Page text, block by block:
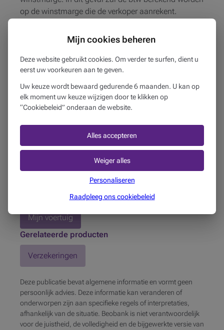
op de winstmarge die de verkoper aanrekent.
(!) Betaal het voertuig niet contant, maar zorg ervoor
dat je via bankoverschrijving een mededeling van
aankoop vermeldt. Zo heb je altijd een bewijs van de
aanschaf van je wagen.
Delen op
Leestijd
Publicatie datum
Gepubliceerd in
Mijn voertuig
Gerelateerde producten
Verzekeringen
Deze publicatie bevat algemene informatie en vormt geen
persoonlijk advies. Deze informatie kan veranderen of
onderworpen zijn aan specifieke regels of interpretaties,
afhankelijk van de situatie. Beobank is niet verantwoordelijk
voor de juistheid, de volledigheid en de bijgewerkte versie van
Mijn cookies beheren
Deze website gebruikt cookies. Om verder te surfen, dient u
eerst uw voorkeuren aan te geven.
Uw keuze wordt bewaard gedurende 6 maanden. U kan op
elk moment uw keuze wijzigen door te klikken op
“Cookiebeleid” onderaan de website.
Alles accepteren
Weiger alles
Personaliseren
Raadpleeg ons cookiebeleid